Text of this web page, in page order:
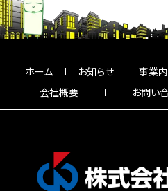
ホーム お知らせ 事業
会社概要
お問い